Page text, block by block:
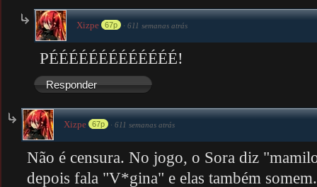
Xizpe 67p · 611 semanas atrás
PÉÉÉÉÉÉÉÉÉÉÉÉÉ!
Responder
Xizpe 67p · 611 semanas atrás
Não é censura. No jogo, o Sora diz
depois fala "V*gina" e elas também